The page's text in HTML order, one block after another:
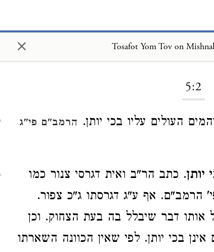
× Tosafot Yom Tov on
5:2
העולים עליו בכי יותן. הרמב"ם פי"ג
. כתב הר"ב ואית דגרסי צנור כמו
הרמב"ם. אף ע"ג דגרסתו ג"כ צפור.
אותו דבר שיבלל בה בעת הצחוק. וכן
בכי יותן. לפי שאין הכוונה השארתו